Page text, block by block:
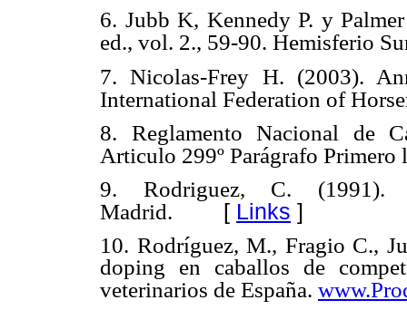
6. Jubb K, Kennedy P. y
ed., vol. 2., 59-90. Hemisferio
7.Nicolas-Frey H. (2003).
International Federation of
8. Reglamento Nacional de
Articulo 299º Parágrafo Primero
9. Rodriguez, C. (1991).
Madrid. [ Links ]
10. Rodríguez, M., Fragio C.,
doping en caballos de
veterinarios de España.